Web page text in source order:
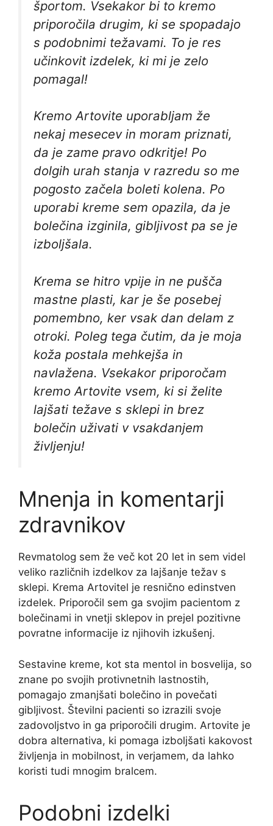
športom. Vsekakor bi to kremo
priporočila drugim, ki se spopadajo
s podobnimi težavami. To je res
učinkovit izdelek, ki mi je zelo
pomagal!
Kremo Artovite uporabljam že
nekaj mesecev in moram priznati,
da je zame pravo odkritje! Po
dolgih urah stanja v razredu so me
pogosto začela boleti kolena. Po
uporabi kreme sem opazila, da je
bolečina izginila, gibljivost pa se je
izboljšala.
Krema se hitro vpije in ne pušča
mastne plasti, kar je še posebej
pomembno, ker vsak dan delam z
otroki. Poleg tega čutim, da je moja
koža postala mehkejša in
navlažena. Vsekakor priporočam
kremo Artovite vsem, ki si želite
lajšati težave s sklepi in brez
bolečin uživati ​​v vsakdanjem
življenju!
Mnenja in komentarji
zdravnikov
Revmatolog sem že več kot 20 let in sem videl
veliko različnih izdelkov za lajšanje težav s
sklepi. Krema Artovitel je resnično edinstven
izdelek. Priporočil sem ga svojim pacientom z
bolečinami in vnetji sklepov in prejel pozitivne
povratne informacije iz njihovih izkušenj.
Sestavine kreme, kot sta mentol in bosvelija, so
znane po svojih protivnetnih lastnostih,
pomagajo zmanjšati bolečino in povečati
gibljivost. Številni pacienti so izrazili svoje
zadovoljstvo in ga priporočili drugim. Artovite je
dobra alternativa, ki pomaga izboljšati kakovost
življenja in mobilnost, in verjamem, da lahko
koristi tudi mnogim bralcem.
Podobni izdelki